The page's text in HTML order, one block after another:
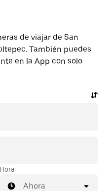
de viajar de San
También puedes
en la App con solo
Hora
Ahora